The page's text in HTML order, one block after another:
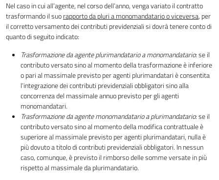
Nel caso in cui all’agente, nel corso dell’anno, venga variato il contratto
trasformando il suorapporto da pluri a monomandatario o viceversa, per
il corretto versamento dei contributi previdenziali si dovrà tenere conto di
quanto di seguito indicato:
Trasformazione da agente plurimandatario a monomandatario: se il
contributo versato sino al momento della trasformazione è inferiore
o pari al massimale previsto per agenti plurimandatari è consentita
l’integrazione dei contributi previdenziali obbligatori sino alla
concorrenza del massimale annuo previsto per gli agenti
monomandatari.
Trasformazione da agente monomandatario a plurimandatario: se il
contributo versato sino al momento della modifica contrattuale è
superiore al massimale previsto per agenti plurimandatari, nulla è
più dovuto a titolo di contributi previdenziali obbligatori. In nessun
caso, comunque, è previsto il rimborso delle somme versate in più
rispetto al massimale da plurimandatario.